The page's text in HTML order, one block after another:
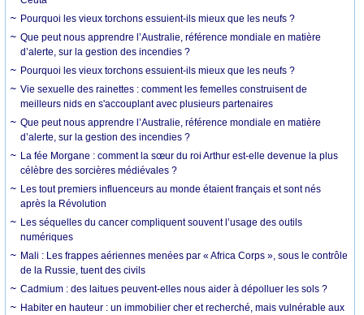
Pourquoi les vieux torchons essuient-ils mieux que les neufs ?
Que peut nous apprendre l’Australie, référence mondiale en matière
d’alerte, sur la gestion des incendies ?
Pourquoi les vieux torchons essuient-ils mieux que les neufs ?
Vie sexuelle des rainettes : comment les femelles construisent de
meilleurs nids en s'accouplant avec plusieurs partenaires
Que peut nous apprendre l’Australie, référence mondiale en matière
d’alerte, sur la gestion des incendies ?
La fée Morgane : comment la sœur du roi Arthur est-elle devenue la plus
célèbre des sorcières médiévales ?
Les tout premiers influenceurs au monde étaient français et sont nés
après la Révolution
Les séquelles du cancer compliquent souvent l’usage des outils
numériques
Mali : Les frappes aériennes menées par « Africa Corps », sous le contrôle
de la Russie, tuent des civils
Cadmium : des laitues peuvent-elles nous aider à dépolluer les sols ?
Habiter en hauteur : un immobilier cher et recherché, mais vulnérable aux